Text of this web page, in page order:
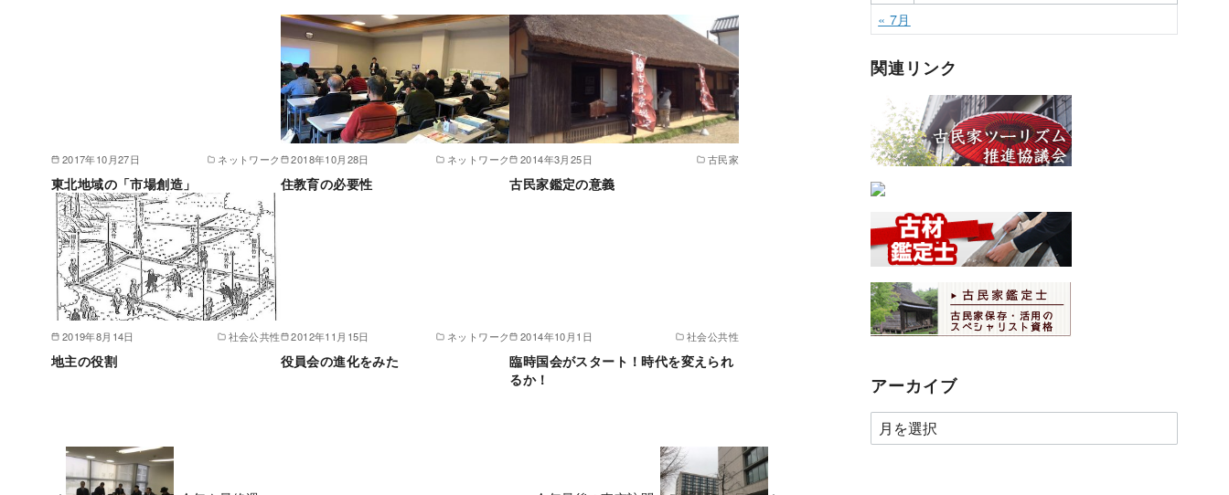
2017年10月27日 ネットワーク
東北地域の「市場創造」
2018年10月28日 ネットワーク
住教育の必要性
2014年3月25日 古民家
古民家鑑定の意義
2019年8月14日 社会公共性
地主の役割
2012年11月15日 ネットワーク
役員会の進化をみた
2014年10月1日 社会公共性
臨時国会がスタート！時代を変えられ
るか！
« 7月
関連リンク
アーカイブ
ア
ー